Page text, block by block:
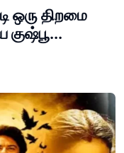
ஒரு திறமை
குஷ்பூ...